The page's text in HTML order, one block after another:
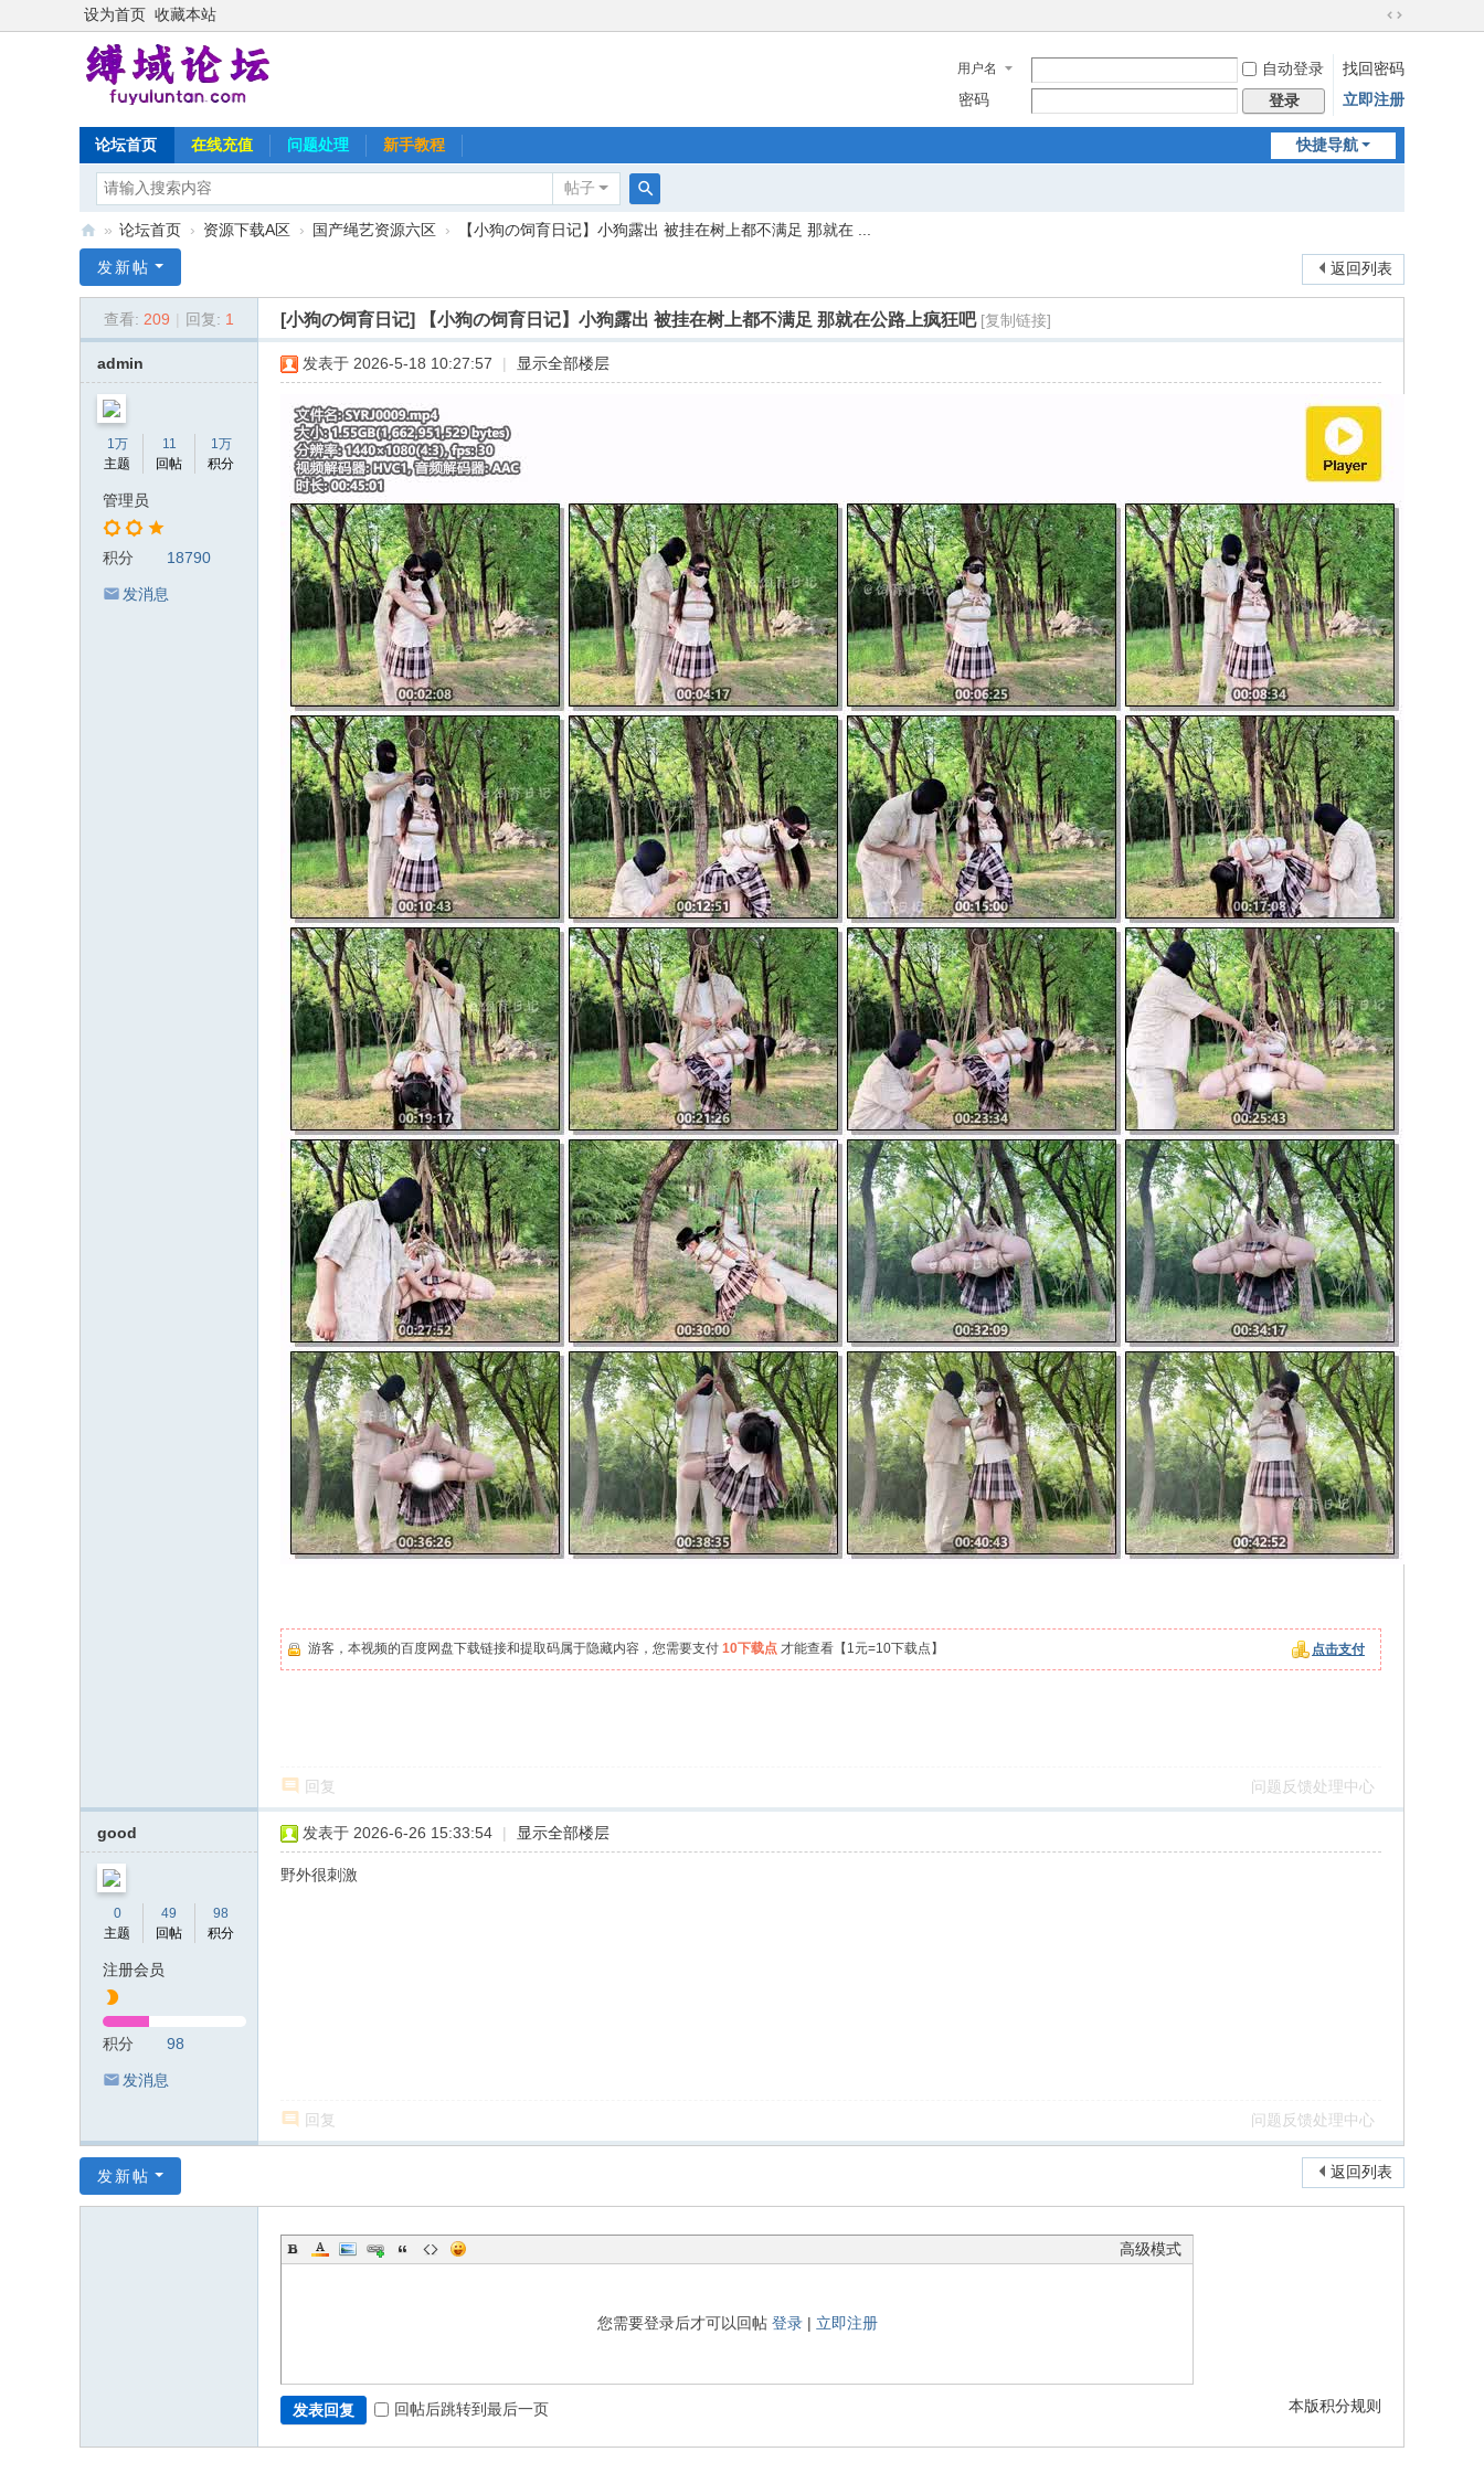
设为首页 收藏本站
切
到
宽
用户名 自动登录
找回密码
密码
登录 立即注册
快捷导航
论坛首页 在线充值 问题处理 新手教程
帖子
搜
域
» 论坛首页 › 资源下载A区 › 国产绳艺资源六区 › 【小狗の饲育日记】小狗露出 被挂在树上都不满足 那就在 ...
返回列表
发新帖
查看: 209 回复: 1 [小狗の饲育日记] 【小狗の饲育日记】小狗露出 被挂在树上都不满足 那就在公路上疯狂吧 [复制链接]
admin
1万
主题
11
回帖
1万
积分
管理员
积分 18790
发消息
发表于 2026-5-18 10:27:57 显示全部楼层
游客，本视频的百度网盘下载链接和提取码属于隐藏内容，您需要支付 10下载点 才能查看【1元=10下载点】 点击支付
回复 问题反馈处理中心
good
0
主题
49
回帖
98
积分
注册会员
积分 98
发消息
发表于 2026-6-26 15:33:54 显示全部楼层
野外很刺激
回复 问题反馈处理中心
返回列表
发新帖
高级模式
您需要登录后才可以回帖 登录| 立即注册
本版积分规则
发表回复 回帖后跳转到最后一页